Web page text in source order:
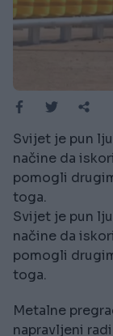
Svijet je pun
načine da
pomogli
toga.
Svijet je pun
načine da
pomogli
toga.
Metalne
napravljeni